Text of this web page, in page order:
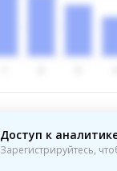
Доступ к
Зарегистрируйтесь,